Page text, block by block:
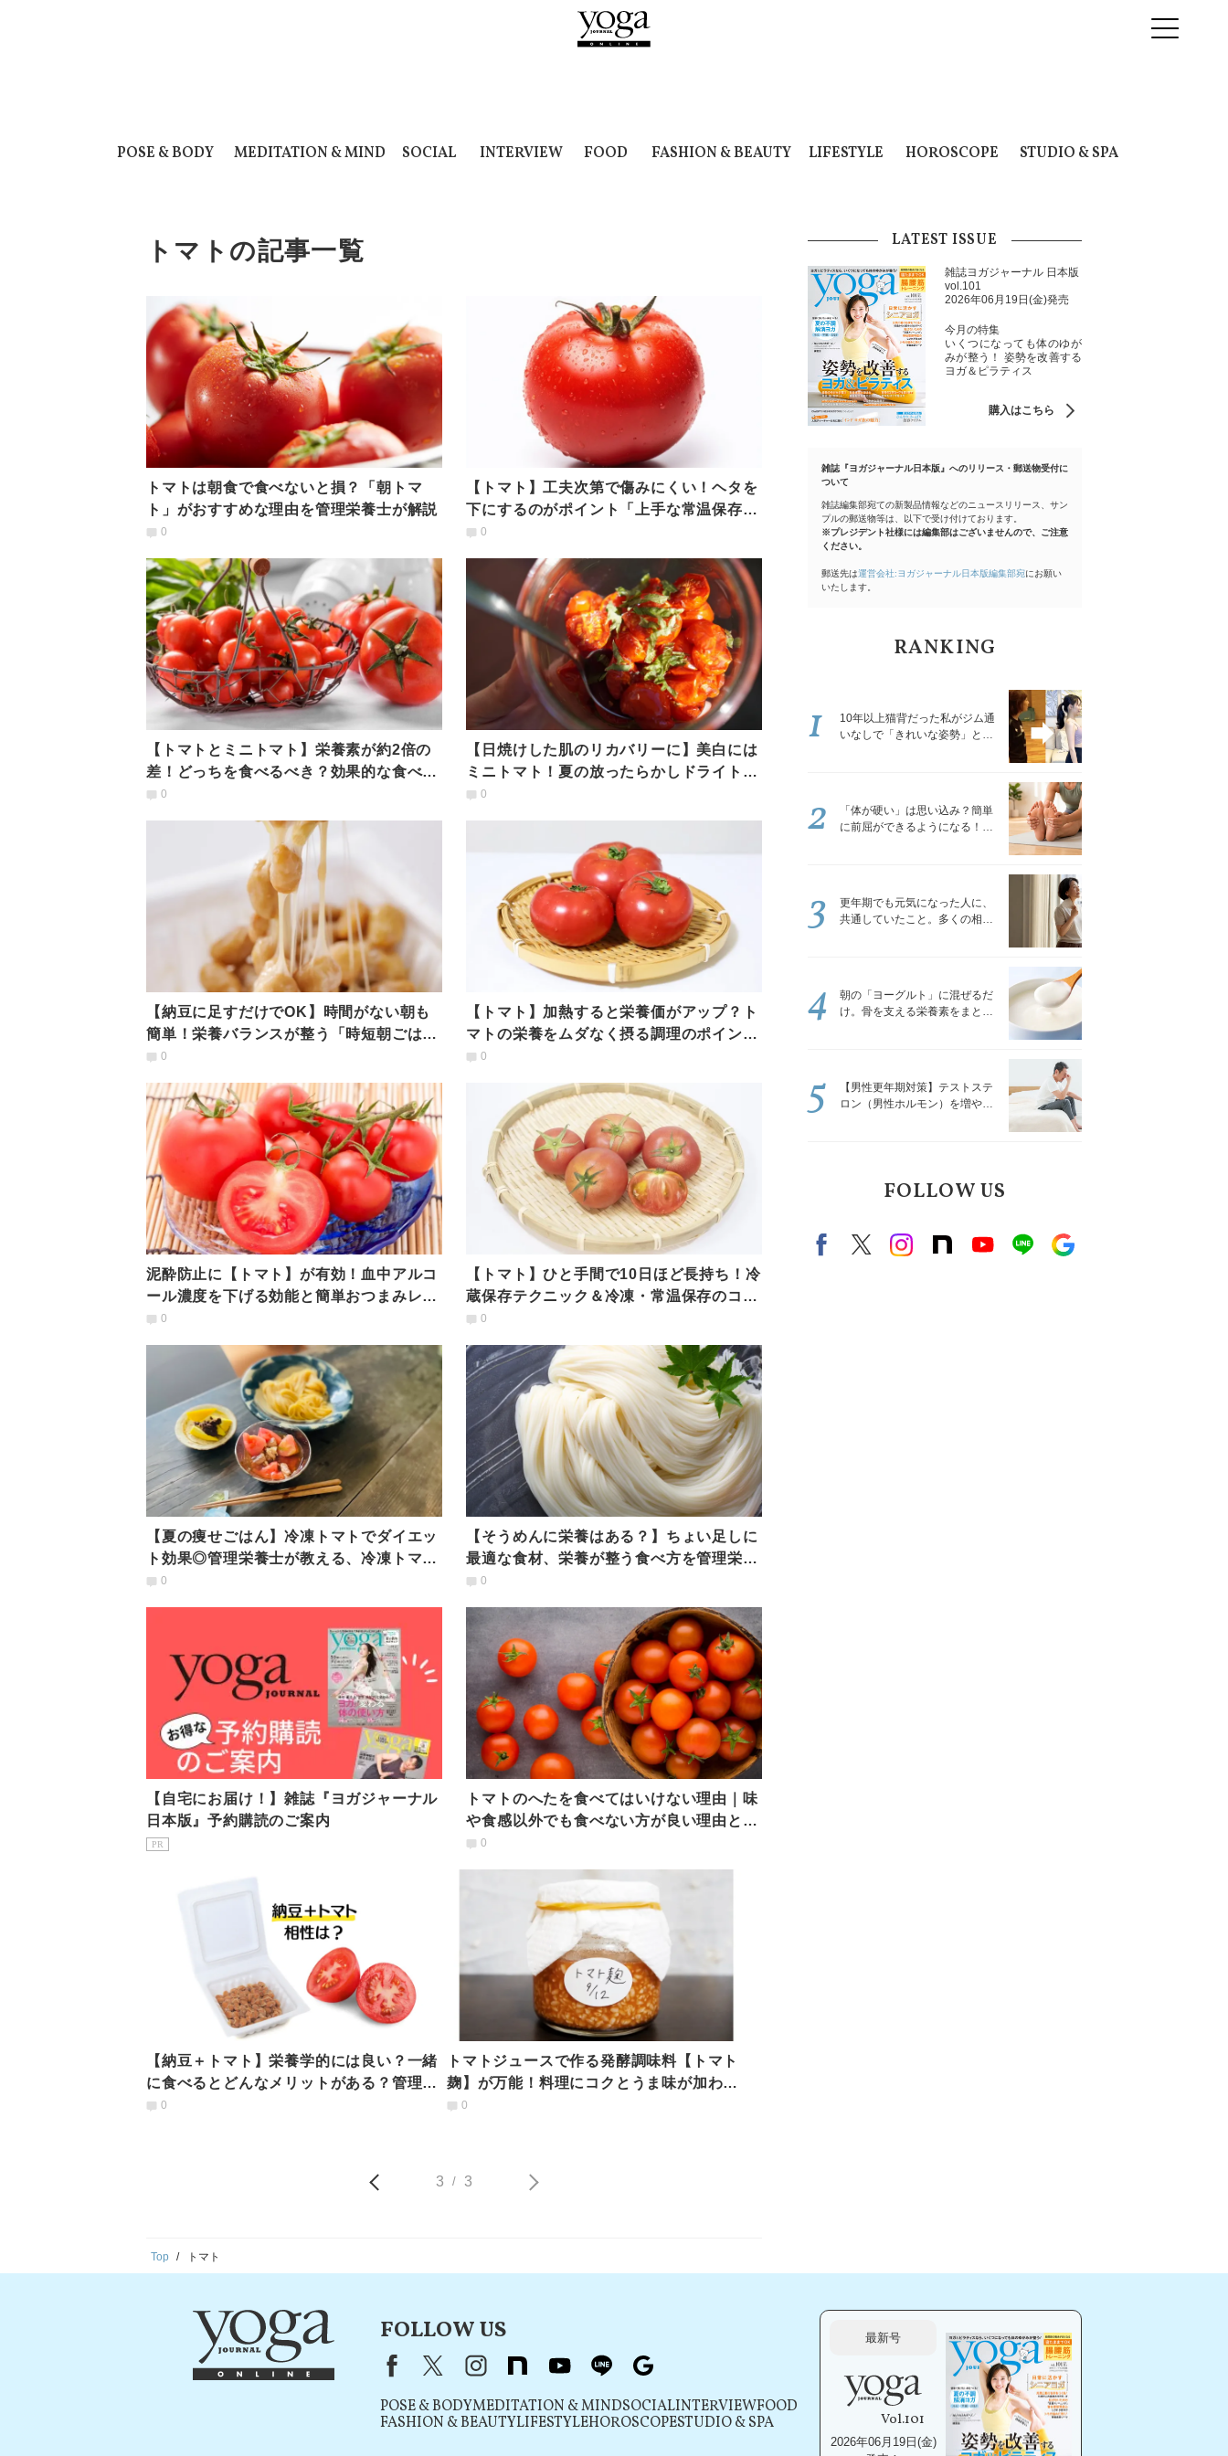
POSE & BODY MEDITATION & MIND SOCIAL INTERVIEW FOOD FASHION & BEAUTY LIFESTYLE HOROSCOPE STUDIO & SPA
トマトの記事一覧
トマトは朝食で食べないと損？「朝トマ
ト」がおすすめな理由を管理栄養士が解説
0
【トマト】工夫次第で傷みにくい！ヘタを
下にするのがポイント「上手な常温保存
法」
0
【トマトとミニトマト】栄養素が約2倍の
差！どっちを食べるべき？効果的な食べ方
を管理栄養士が解説
0
【日焼けした肌のリカバリーに】美白には
ミニトマト！夏の放ったらかしドライトマ
トレシピ
0
【納豆に足すだけでOK】時間がない朝も
簡単！栄養バランスが整う「時短朝ごは
ん」管理栄養士が考案
0
【トマト】加熱すると栄養価がアップ？ト
マトの栄養をムダなく摂る調理のポイント
を管理栄養士が解説
0
泥酔防止に【トマト】が有効！血中アルコ
ール濃度を下げる効能と簡単おつまみレシ
ピを管理栄養士が解説
0
【トマト】ひと手間で10日ほど長持ち！冷
蔵保存テクニック＆冷凍・常温保存のコツ
｜管理栄養士が解説
0
【夏の痩せごはん】冷凍トマトでダイエッ
ト効果◎管理栄養士が教える、冷凍トマト
とツナのそうめん
0
【そうめんに栄養はある？】ちょい足しに
最適な食材、栄養が整う食べ方を管理栄養
士が解説
0
【自宅にお届け！】雑誌『ヨガジャーナル
日本版』予約購読のご案内
PR
トマトのへたを食べてはいけない理由｜味
や食感以外でも食べない方が良い理由と
は？管理栄養士が解説
0
【納豆＋トマト】栄養学的には良い？一緒
に食べるとどんなメリットがある？管理栄
養士おすすめの食べ方
0
トマトジュースで作る発酵調味料【トマト
麹】が万能！料理にコクとうま味が加わっ
て最高な件
0
3 / 3
Top トマト
LATEST ISSUE
雑誌ヨガジャーナル 日本版
vol.101
2026年06月19日(金)発売
今月の特集
いくつになっても体のゆが
みが整う！ 姿勢を改善する
ヨガ＆ピラティス
購入はこちら
雑誌『ヨガジャーナル日本版』へのリリース・郵送物受付に
ついて
雑誌編集部宛ての新製品情報などのニュースリリース、サン
プルの郵送物等は、以下で受け付けております。
※プレジデント社様には編集部はございませんので、ご注意
ください。
郵送先は運営会社:ヨガジャーナル日本版編集部宛にお願い
いたします。
RANKING
10年以上猫背だった私がジム通
いなしで「きれいな姿勢」と褒
1
「体が硬い」は思い込み？簡単
に前屈ができるようになる！腿
2
更年期でも元気になった人に、
共通していたこと。多くの相談
3
朝の「ヨーグルト」に混ぜるだ
け。骨を支える栄養素をまとめ
4
【男性更年期対策】テストステ
ロン（男性ホルモン）を増やす
5
FOLLOW US
FacebookX（旧twitter）
instagram
note Youtubeline
FOLLOW US
FacebookX（旧Twitter）
instagram
note youtube line
POSE & BODYMEDITATION & MINDSOCIALINTERVIEWFOOD
FASHION & BEAUTYLIFESTYLEHOROSCOPESTUDIO & SPA
最新号
Vol.101
2026年06月19日(金)